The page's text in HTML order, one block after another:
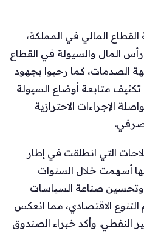
المالي في المملكة،
المال والسيولة في القطاع
الصدمات، كما رحبوا بجهود
متابعة أوضاع السيولة
الإجراءات الاحترازية
التي انطلقت في إطار
مؤكدًا أنها أسهمت خلال السنوات
وتحسين صناعة السياسات
الاقتصادي، مما انعكس
النفطي. وأكد خبراء الصندوق